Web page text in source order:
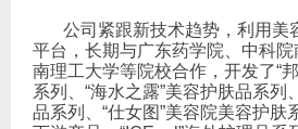
公司紧跟新技术趋势，利用美
平台，长期与广东药学院、中科
南理工大学等院校合作，开发了“
系列、“海水之露”美容护肤品系列
品系列、“仕女图”美容院美容护肤